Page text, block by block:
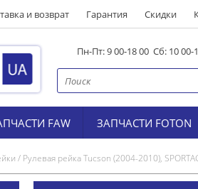
и возврат Гарантия Скидки
Пн-Пт: 9 00-18 00 Сб: 10
FAW ЗАПЧАСТИ FOTON
/ Рулевая рейка Tucson (2004-2010),